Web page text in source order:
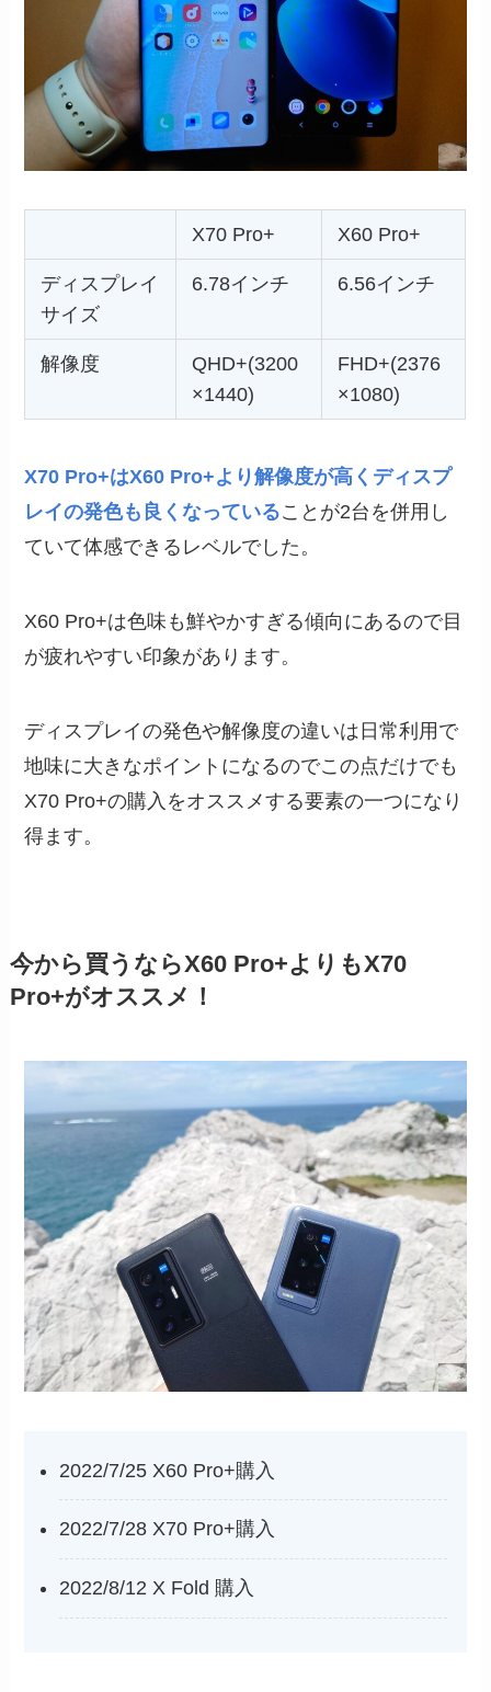
X70 Pro+ X60 Pro+
ディスプレイ
サイズ
6.78インチ 6.56インチ
解像度
QHD+(3200
×1440)
FHD+(2376
×1080)
X70 Pro+はX60 Pro+より解像度が高くディスプ
レイの発色も良くなっていることが2台を併用し
ていて体感できるレベルでした。
X60 Pro+は色味も鮮やかすぎる傾向にあるので目
が疲れやすい印象があります。
ディスプレイの発色や解像度の違いは日常利用で
地味に大きなポイントになるのでこの点だけでも
X70 Pro+の購入をオススメする要素の一つになり
得ます。
今から買うならX60 Pro+よりもX70
Pro+がオススメ！
2022/7/25 X60 Pro+購入
2022/7/28 X70 Pro+購入
2022/8/12 X Fold 購入